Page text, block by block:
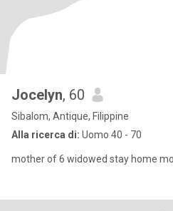
Jocelyn, 60
Sibalom, Antique, Filippine
Alla ricerca di: Uomo 40 - 70